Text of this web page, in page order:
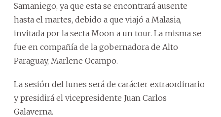
Samaniego, ya que esta se encontrará ausente
hasta el martes, debido a que viajó a Malasia,
invitada por la secta Moon a un tour. La misma se
fue en compañía de la gobernadora de Alto
Paraguay, Marlene Ocampo.
La sesión del lunes será de carácter extraordinario
y presidirá el vicepresidente Juan Carlos
Galaverna.